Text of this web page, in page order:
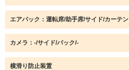
エアバック：運転席/助手席/サイド/カーテン
カメラ：-/サイド/バック/-
横滑り防止装置